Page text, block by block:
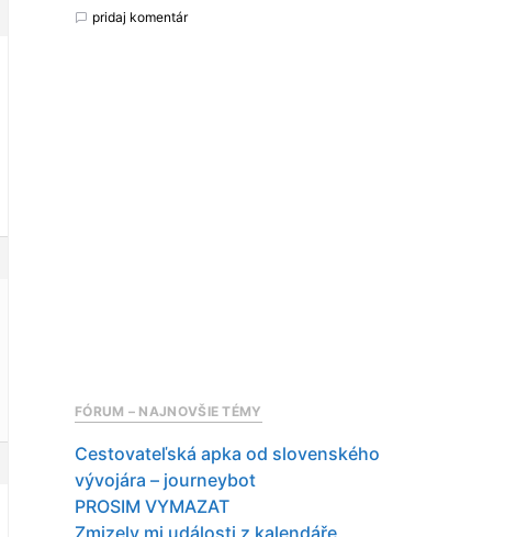
pridaj komentár
FÓRUM – NAJNOVŠIE TÉMY
Cestovateľská apka od slovenského
vývojára – journeybot
PROSIM VYMAZAT